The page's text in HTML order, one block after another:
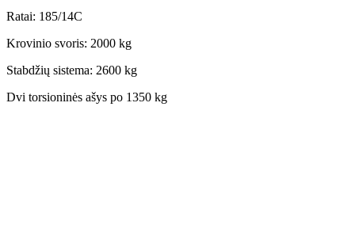
Ratai: 185/14C
Krovinio svoris: 2000 kg
Stabdžių sistema: 2600 kg
Dvi torsioninės ašys po 1350 kg